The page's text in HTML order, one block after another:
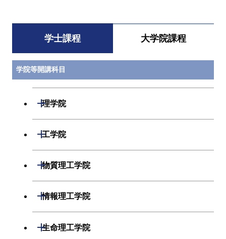
学士課程 大学院課程
学院等開講科目
理学院
開閉
化学系
初年次専門科目
工学院
開閉
機械系
電気電子系
物質理工学院
開閉
材料系
情報理工学院
開閉
数理・計算科学系
生命理工学院
開閉